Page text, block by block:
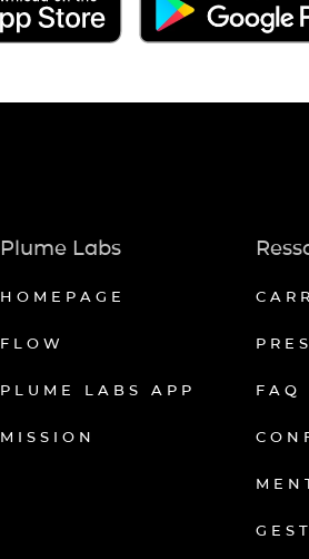
Plume Labs
HOMEPAGE
FLOW
PLUME LABS APP
MISSION
FAQ